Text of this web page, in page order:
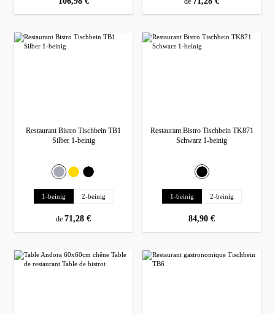
Restaurant Bistro Tischbein TB1
Silber 1-beinig
Sélectionnez
Couleur ArgentGoldNoir
Sélectionnez
Ausführung
1-beinig 2-beinig
prix régulier :
de 71,28 €
Restaurant Bistro Tischbein TK871
Schwarz 1-beinig
Sélectionnez
Noir
Sélectionnez
Ausführung
1-beinig 2-beinig
prix régulier :
84,90 €